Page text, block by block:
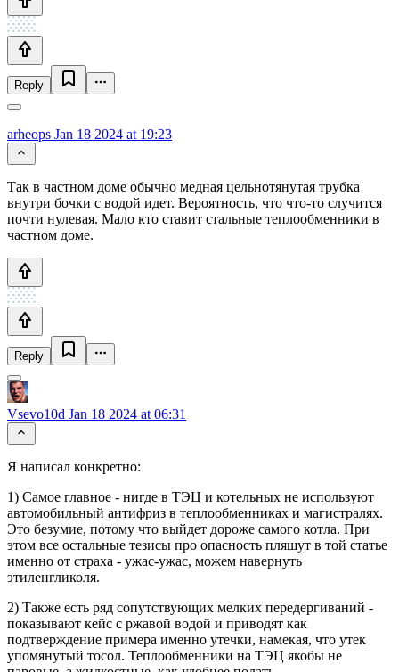
Reply
arheops Jan 18 2024 at 19:23
Так в частном доме обычно медная цельнотянутая трубка
внутри бочки с водой идет. Вероятность, что что-то случится
почти нулевая. Мало кто ставит стальные теплообменники в
частном доме.
Reply
Vsevo10d Jan 18 2024 at 06:31
Я написал конкретно:
1) Самое главное - нигде в ТЭЦ и котельных не используют
автомобильный антифриз в теплообменниках и магистралях.
Это безумие, потому что выйдет дороже самого котла. При
этом все остальные тезисы про опасность пляшут в той статье
именно от страха - ужас-ужас, можем навернуть
этиленгликоля.
2) Также есть ряд сопутствующих мелких передергиваний -
показывают кейс с ржавой водой и приводят как
подтверждение примера именно утечки, намекая, что утек
упомянутый тосол. Теплообменники на ТЭЦ якобы не